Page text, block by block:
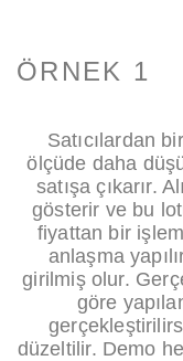
ÖRNEK 1
Satıcılardan
ölçüde daha
satışa çıkarır.
gösterir ve bu
fiyattan bir
anlaşma
girilmiş olur.
göre
düzeltilir. Demo